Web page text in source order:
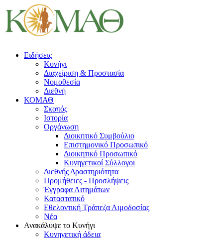
Ειδήσεις
Κυνήγι
Διαχείριση & Προστασία
Νομοθεσία
Διεθνή
ΚΟΜΑΘ
Σκοπός
Ιστορία
Οργάνωση
Διοικητικό Συμβούλιο
Επιστημονικό Προσωπικό
Διοικητικό Προσωπικό
Κυνηγετικοί Σύλλογοι
Διεθνής Δραστηριότητα
Προμήθειες - Προσλήψεις
Έγγραφα Αιτημάτων
Καταστατικό
Εθελοντική Τράπεζα Αιμοδοσίας
Νέα
Ανακάλυψε το Κυνήγι
Κυνηγετική άδεια